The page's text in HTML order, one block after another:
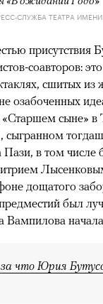
СЛУЖБА ТЕАТРА
присутствия
соавторов:
сшитых из
озабоченных
«Старшем сыне» в
сыгранном
Пази, в том числе
дощатого
предместий был
Вампилова
что Юрия